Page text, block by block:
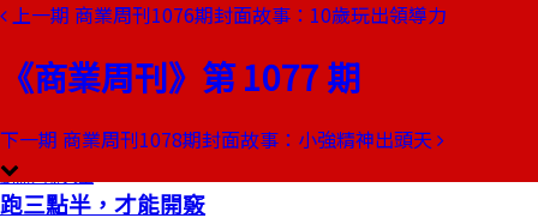
上一期 商業周刊1076期封面故事：10歲玩出領導力
《商業周刊》第 1077 期
下一期 商業周刊1078期封面故事：小強精神出頭天
本期目錄
限時免費編者的話
烏雲的智慧
閱讀
撰文者：張毅君 ｜ Page.014
創辦人聊天室
跑三點半，才能開竅